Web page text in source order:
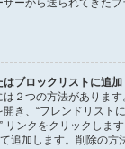
ーから送られてきた
ブロックリストに追加
２つの方法がありま
き、“フレンドリスト
リンクをクリックしま
追加します。削除の方